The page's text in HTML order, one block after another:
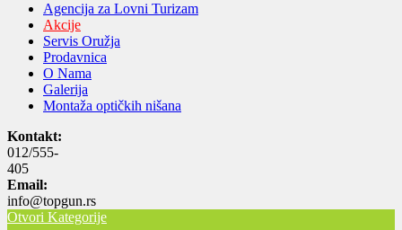
Agencija za Lovni Turizam
Akcije
Servis Oružja
Prodavnica
O Nama
Galerija
Montaža optičkih nišana
Kontakt:
012/555-
405
Email:
info@topgun.rs
Otvori Kategorije